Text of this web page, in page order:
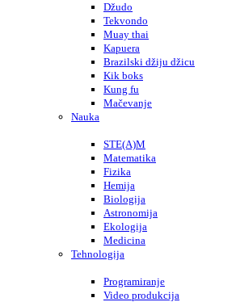
Džudo
Tekvondo
Muay thai
Kapuera
Brazilski džiju džicu
Kik boks
Kung fu
Mačevanje
Nauka
STE(A)M
Matematika
Fizika
Hemija
Biologija
Astronomija
Ekologija
Medicina
Tehnologija
Programiranje
Video produkcija